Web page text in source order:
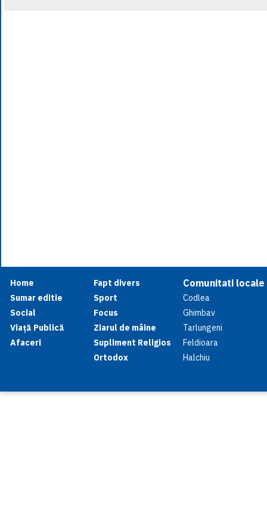
Home
Sumar editie
Social
Viață Publică
Afaceri
Fapt divers
Sport
Focus
Ziarul de mâine
Supliment Religios
Ortodox
Comunitati locale
Codlea
Ghimbav
Tarlungeni
Feldioara
Halchiu